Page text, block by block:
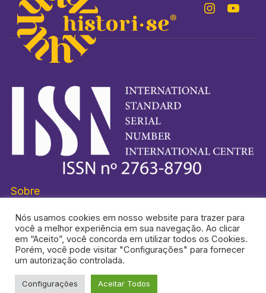
Sobre
HISTORI-SE® É UMA MARCA REGISTRADA.
TOPO DA PÁGINA
Nós usamos cookies em nosso website para trazer para
você a melhor experiência em sua navegação. Ao clicar
em “Aceito”, você concorda em utilizar todos os Cookies.
Porém, você pode visitar "Configurações" para fornecer
um autorização controlada.
Configurações Aceitar Todos